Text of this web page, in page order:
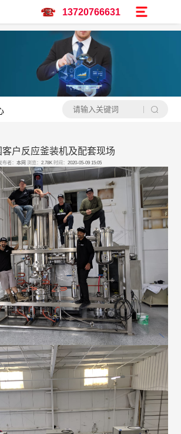
13720766631
保利世贸博览馆-CPHI & PMEC China主题巡展华
选？
会沸腾？
的？
予辉仪器
？
客户反应釜装机及配套现场
布者： 本网 浏览： 2.78K 时间： 2020-05-09 15:05